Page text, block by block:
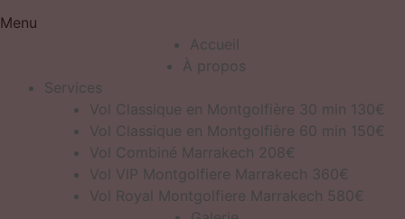
Menu
Accueil
À propos
Services
Vol Classique en Montgolfière 30 min 130€
Vol Classique en Montgolfière 60 min 150€
Vol Combiné Marrakech 208€
Vol VIP Montgolfiere Marrakech 360€
Vol Royal Montgolfiere Marrakech 580€